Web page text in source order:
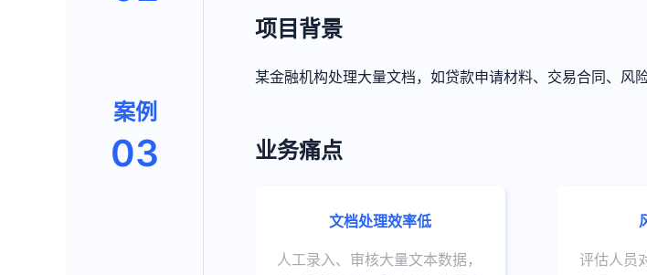
案例
03
项目背景
某金融机构处理大量文档，如贷款申请材料、交易合同、风
业务痛点
文档处理效率低
人工录入、审核大量文本数据，
评估人员